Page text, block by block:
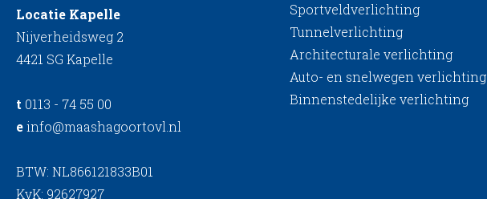
Locatie Kapelle
Nijverheidsweg 2
4421 SG Kapelle
t 0113 - 74 55 00
einfo@maashagoortovl.nl
BTW: NL866121833B01
KvK: 92627927
Sportveldverlichting
Tunnelverlichting
Architecturale verlichting
Auto- en snelwegen verlichting
Binnenstedelijke verlichting